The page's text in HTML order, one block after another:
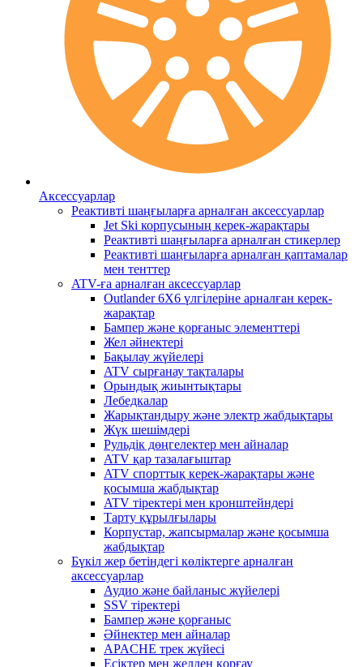
Аксессуарлар
Реактивті шаңғыларға арналған аксессуарлар
Jet Ski корпусының керек-жарақтары
Реактивті шаңғыларға арналған стикерлер
Реактивті шаңғыларға арналған қаптамалар
мен тенттер
ATV-ға арналған аксессуарлар
Outlander 6X6 үлгілеріне арналған керек-
жарақтар
Бампер және қорғаныс элементтері
Жел әйнектері
Бақылау жүйелері
ATV сырғанау тақталары
Орындық жиынтықтары
Лебедкалар
Жарықтандыру және электр жабдықтары
Жүк шешімдері
Рульдік дөңгелектер мен айналар
ATV қар тазалағыштар
ATV спорттық керек-жарақтары және
қосымша жабдықтар
ATV тіректері мен кронштейндері
Тарту құрылғылары
Корпустар, жапсырмалар және қосымша
жабдықтар
Бүкіл жер бетіндегі көліктерге арналған
аксессуарлар
Аудио және байланыс жүйелері
SSV тіректері
Бампер және қорғаныс
Әйнектер мен айналар
APACHE трек жүйесі
Есіктер мен желден қорғау